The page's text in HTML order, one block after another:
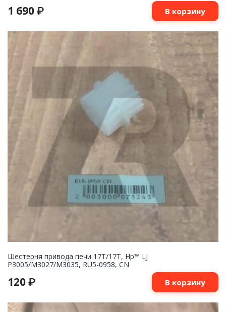
1 690 ₽ В корзину
Шестерня привода печи 17T/17T, Hp™ LJ
P3005/M3027/M3035, RU5-0958, CN
120 ₽ В корзину